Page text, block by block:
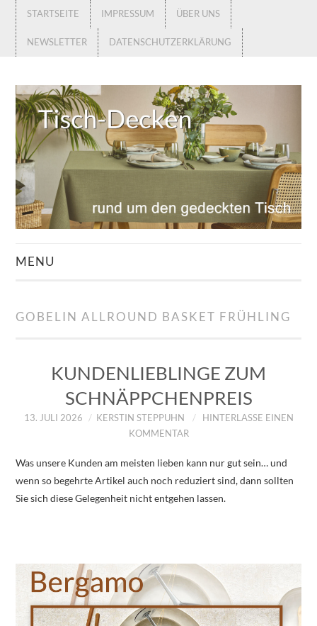
STARTSEITE IMPRESSUM ÜBER UNS
NEWSLETTER DATENSCHUTZERKLÄRUNG
MENU
ÜBER UNS
ZUM SHOP
DATENSCHUTZERKLÄRUNG
GOBELIN ALLROUND BASKET FRÜHLING
KUNDENLIEBLINGE ZUM
SCHNÄPPCHENPREIS
13. JULI 2026 KERSTIN STEPPUHN
HINTERLASSE EINEN
KOMMENTAR
Was unsere Kunden am meisten lieben kann nur gut sein… und
wenn so begehrte Artikel auch noch reduziert sind, dann sollten
Sie sich diese Gelegenheit nicht entgehen lassen.